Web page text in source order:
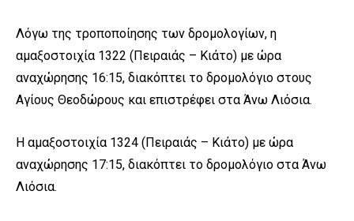
Λόγω της τροποποίησης των δρομολογίων, η
αμαξοστοιχία 1322 (Πειραιάς – Κιάτο) με ώρα
αναχώρησης 16:15, διακόπτει το δρομολόγιο στους
Αγίους Θεοδώρους και επιστρέφει στα Άνω Λιόσια.
Η αμαξοστοιχία 1324 (Πειραιάς – Κιάτο) με ώρα
αναχώρησης 17:15, διακόπτει το δρομολόγιο στα Άνω
Λιόσια.